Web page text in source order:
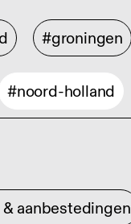
#groningen
#noord-holland
aanbestedingen